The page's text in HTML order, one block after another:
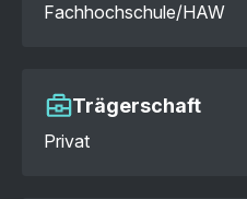
Fachhochschule/HAW
Trägerschaft
Privat